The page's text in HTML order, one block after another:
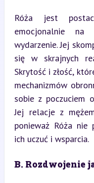
Róża jest
emocjonalnie na
wydarzenie. Jej
się w skrajnych
Skrytość i złość,
mechanizmów
sobie z poczuciem
Jej relacje z
ponieważ Róża nie
ich uczuć i wsparcia.
B. Rozdwojenie